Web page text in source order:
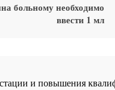
больному необходимо
ввести 1 мл
и повышения